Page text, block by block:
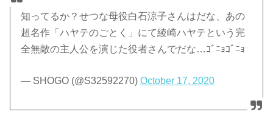
知ってるか？せつな母役白石涼子さんはだな、あの
超名作「ハヤテのごとく」にて綾崎ハヤテという完
全無敵の主人公を演じた役者さんでだな…ｺﾞﾆｮｺﾞﾆｮ
— SHOGO (@S32592270)October 17, 2020